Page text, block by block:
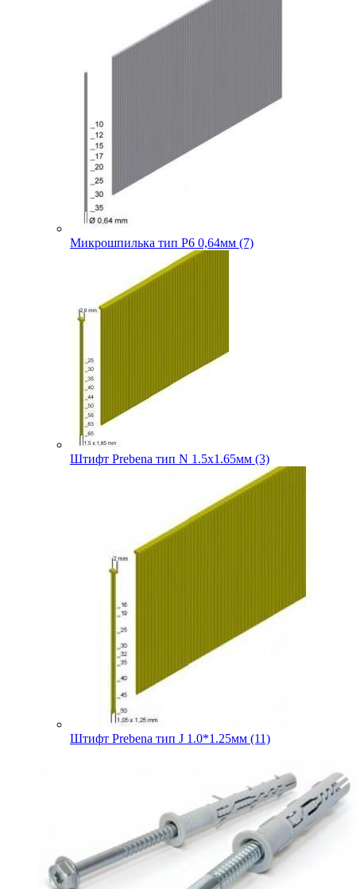
Микрошпилька тип P6 0,64мм (7)
Штифт Prebena тип N 1.5х1.65мм (3)
Штифт Prebena тип J 1.0*1.25мм (11)